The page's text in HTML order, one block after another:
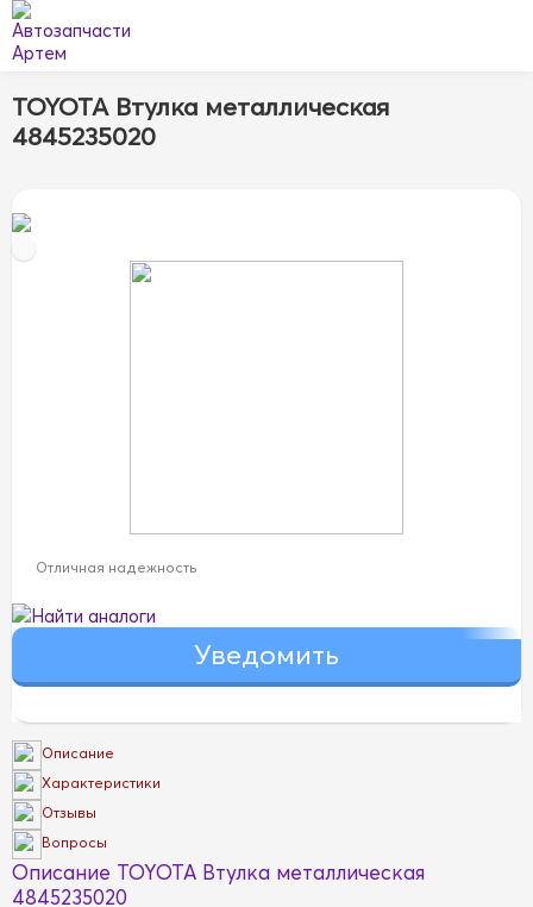
TOYOTA Втулка металлическая
4845235020
Отличная надежность
Найти аналоги
Описание
Характеристики
Отзывы
Вопросы
Описание TOYOTA Втулка металлическая
4845235020